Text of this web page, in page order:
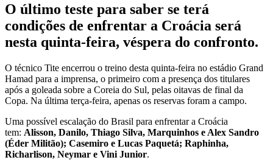
O último teste para saber se terá
condições de enfrentar a Croácia será
nesta quinta-feira, véspera do confronto.
O técnico Tite encerrou o treino desta quinta-feira no estádio Grand
Hamad para a imprensa, o primeiro com a presença dos titulares
após a goleada sobre a Coreia do Sul, pelas oitavas de final da
Copa. Na última terça-feira, apenas os reservas foram a campo.
Uma possível escalação do Brasil para enfrentar a Croácia
tem: Alisson, Danilo, Thiago Silva, Marquinhos e Alex Sandro
(Éder Militão); Casemiro e Lucas Paquetá; Raphinha,
Richarlison, Neymar e Vini Junior.